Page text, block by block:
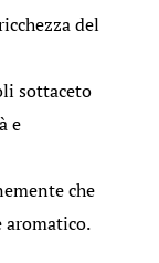
del
sottaceto
e
che
aromatico.